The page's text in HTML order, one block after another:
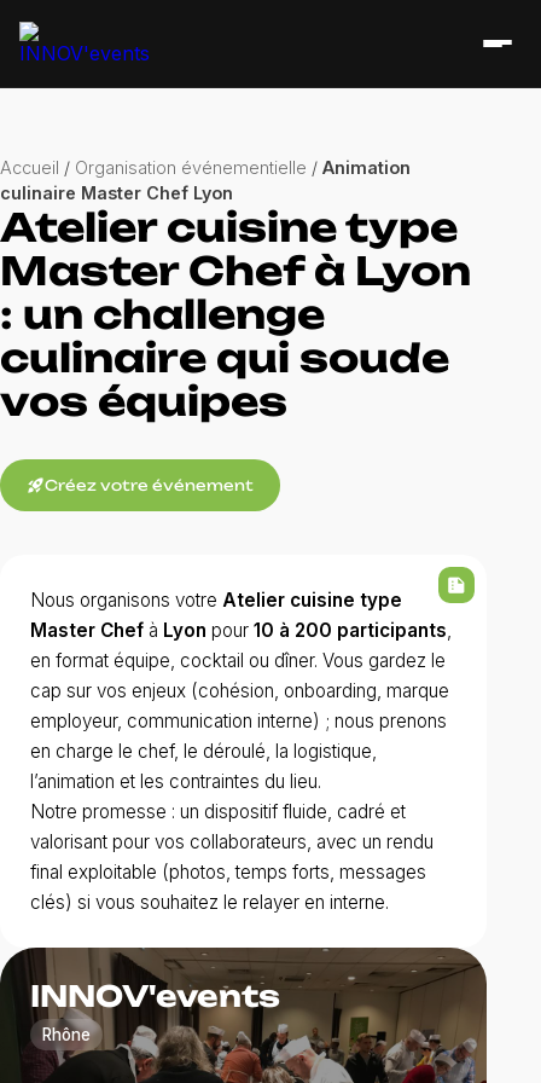
Accueil / Organisation événementielle / Animation
culinaire Master Chef Lyon
Atelier cuisine type
Master Chef à Lyon
: un challenge
culinaire qui soude
vos équipes
rocket_launchCréez votre événement
Nous organisons votre Atelier cuisine type
Master Chef à Lyon pour 10 à 200 participants,
en format équipe, cocktail ou dîner. Vous gardez le
cap sur vos enjeux (cohésion, onboarding, marque
employeur, communication interne) ; nous prenons
en charge le chef, le déroulé, la logistique,
l’animation et les contraintes du lieu.
Notre promesse : un dispositif fluide, cadré et
valorisant pour vos collaborateurs, avec un rendu
final exploitable (photos, temps forts, messages
clés) si vous souhaitez le relayer en interne.
summarize
INNOV'events
Rhône